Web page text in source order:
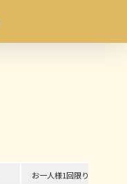
お一人様1回限り